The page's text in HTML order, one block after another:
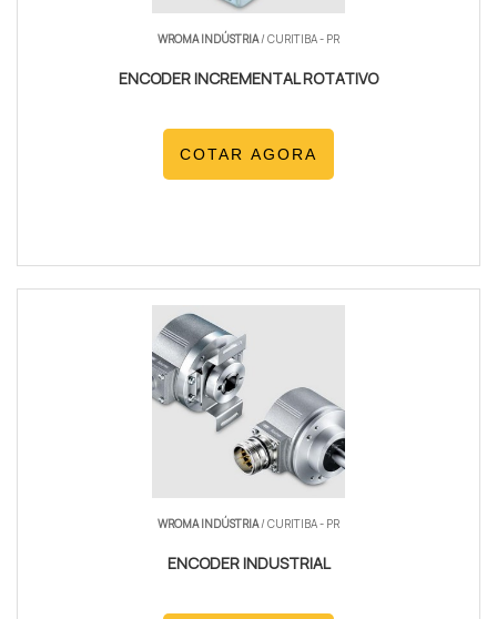
WROMA INDÚSTRIA/ CURITIBA - PR
ENCODER INCREMENTAL ROTATIVO
COTAR AGORA
WROMA INDÚSTRIA/ CURITIBA - PR
ENCODER INDUSTRIAL